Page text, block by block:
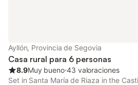
Ayllón, Provincia de Segovia
Casa rural para 6 personas
8.9Muy bueno⋅43 valoraciones
Set in Santa María de Riaza in the